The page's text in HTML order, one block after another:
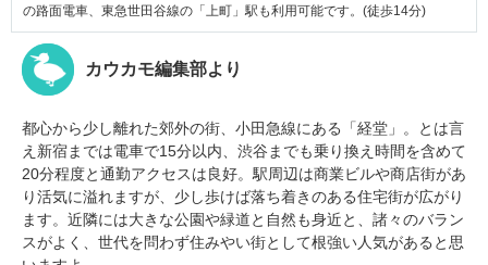
の路面電車、東急世田谷線の「上町」駅も利用可能です。(徒歩14分)
カウカモ編集部より
都心から少し離れた郊外の街、小田急線にある「経堂」。とは言
え新宿までは電車で15分以内、渋谷までも乗り換え時間を含めて
20分程度と通勤アクセスは良好。駅周辺は商業ビルや商店街があ
り活気に溢れますが、少し歩けば落ち着きのある住宅街が広がり
ます。近隣には大きな公園や緑道と自然も身近と、諸々のバラン
スがよく、世代を問わず住みやい街として根強い人気があると思